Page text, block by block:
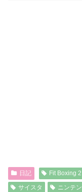
日記 Fit Boxing 2
サイスタ
ニンテ